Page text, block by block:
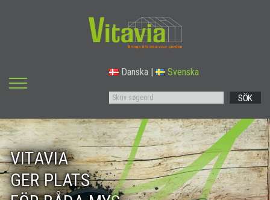
Danska Svenska
SÖK
VITAVIA
GER PLATS